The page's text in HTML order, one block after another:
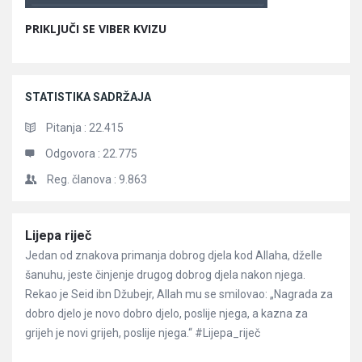
PRIKLJUČI SE VIBER KVIZU
STATISTIKA SADRŽAJA
Pitanja : 22.415
Odgovora : 22.775
Reg. članova : 9.863
Članci
Lijepa riječ
Jedan od znakova primanja dobrog djela kod Allaha, dželle
šanuhu, jeste činjenje drugog dobrog djela nakon njega.
Rekao je Seid ibn Džubejr, Allah mu se smilovao: „Nagrada za
dobro djelo je novo dobro djelo, poslije njega, a kazna za
grijeh je novi grijeh, poslije njega.“ #Lijepa_riječ